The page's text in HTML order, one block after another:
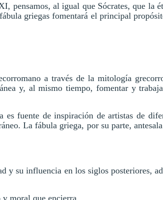
pensamos, al igual que Sócrates, que la
griegas fomentará el principal
a través de la mitología
y, al mismo tiempo, fomentar y
fuente de inspiración de artistas de
La fábula griega, por su parte,
su influencia en los siglos posteriores,
moral que encierra.